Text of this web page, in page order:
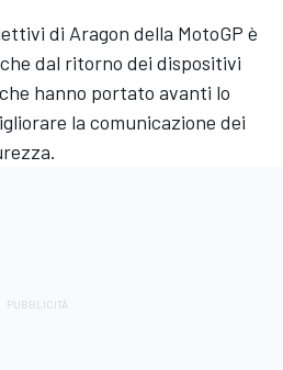
di Aragon della MotoGP è
dal ritorno dei dispositivi
hanno portato avanti lo
la comunicazione dei